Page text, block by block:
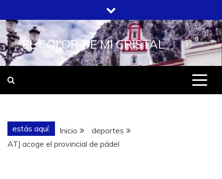
al
contenido
EL COLOR DE MI CRISTAL
estás aquí: Inicio
deportes
ATJ acoge el provincial de pádel